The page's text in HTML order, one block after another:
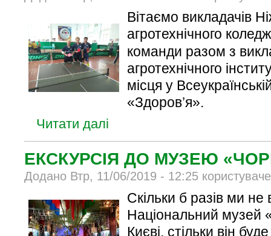
Вітаємо викладачів
агротехнічного
команди разом з
агротехнічного
місця у
«Здоров’я».
Читати далі
ЕКСКУРСІЯ ДО МУЗЕЮ
Додано Втр, 11/06/2019 - 12:25
Скільки б разів ми не
Національний музей
Києві, стільки він